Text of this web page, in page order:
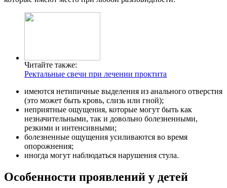
Читайте также:
Ректальные свечи при лечении проктита
имеются нетипичные выделения из анального отверстия
(это может быть кровь, слизь или гной);
неприятные ощущения, которые могут быть как
незначительными, так и довольно болезненными,
резкими и интенсивными;
болезненные ощущения усиливаются во время
опорожнения;
иногда могут наблюдаться нарушения стула.
Особенности проявлений у детей